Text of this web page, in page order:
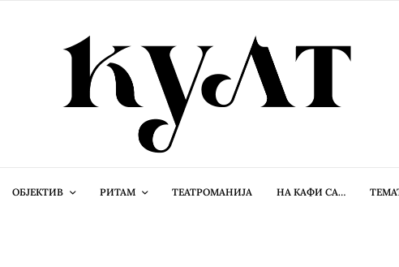
ОБЈЕКТИВ РИТАМ ТЕАТРОМАНИЈА НА КАФИ СА…